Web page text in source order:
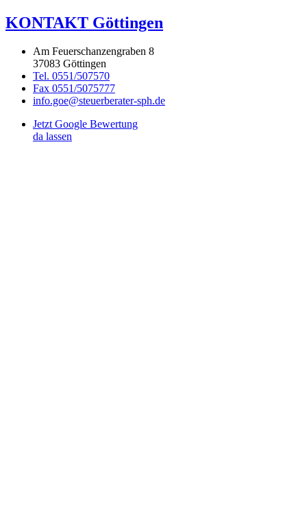
KONTAKT Göttingen
Am Feuerschanzengraben 8
37083 Göttingen
Tel. 0551/507570
Fax 0551/5075777
info.goe@steuerberater-sph.de
Jetzt Google Bewertung
da lassen